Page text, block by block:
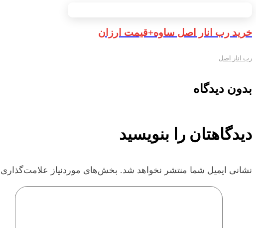
خرید رب انار اصل ساوه+قیمت ارزان
رب انار اصل
بدون دیدگاه
دیدگاهتان را بنویسید
نشانی ایمیل شما منتشر نخواهد شد. بخش‌های موردنیاز علامت‌گذاری